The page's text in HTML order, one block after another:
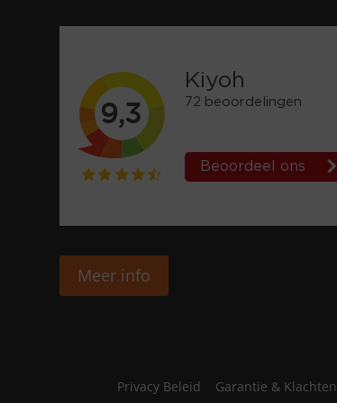
Meer info
Privacy Beleid Garantie & Klachten